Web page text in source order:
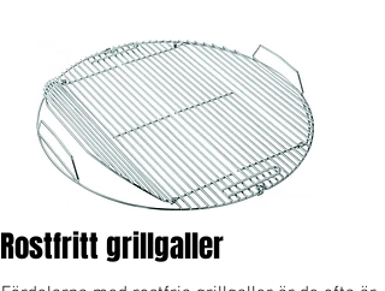
Rostfritt grillgaller